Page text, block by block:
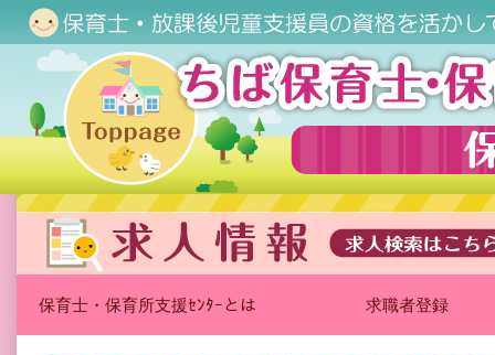
保育士・保育所支援ｾﾝﾀｰとは 求職者登録